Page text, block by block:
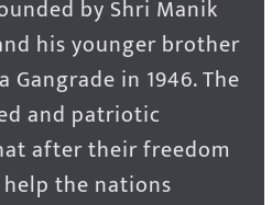
by Shri Manik
his younger brother
Gangrade in 1946. The
and patriotic
after their freedom
the nations